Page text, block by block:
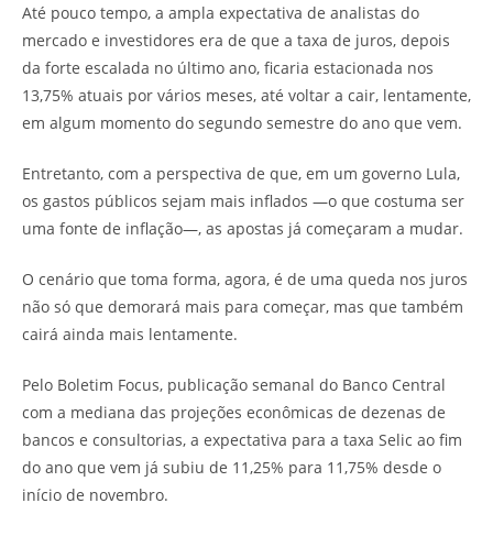
Até pouco tempo, a ampla expectativa de analistas do
mercado e investidores era de que a taxa de juros, depois
da forte escalada no último ano, ficaria estacionada nos
13,75% atuais por vários meses, até voltar a cair, lentamente,
em algum momento do segundo semestre do ano que vem.
Entretanto, com a perspectiva de que, em um governo Lula,
os gastos públicos sejam mais inflados —o que costuma ser
uma fonte de inflação—, as apostas já começaram a mudar.
O cenário que toma forma, agora, é de uma queda nos juros
não só que demorará mais para começar, mas que também
cairá ainda mais lentamente.
Pelo Boletim Focus, publicação semanal do Banco Central
com a mediana das projeções econômicas de dezenas de
bancos e consultorias, a expectativa para a taxa Selic ao fim
do ano que vem já subiu de 11,25% para 11,75% desde o
início de novembro.